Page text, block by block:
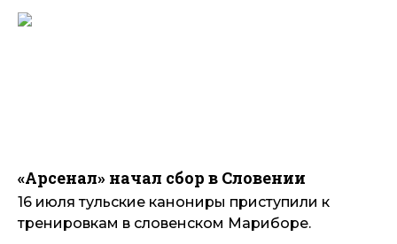
«Арсенал» начал сбор в Словении
16 июля тульские канониры приступили к
тренировкам в словенском Мариборе.